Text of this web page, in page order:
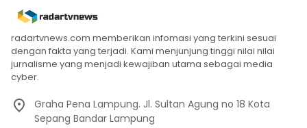
radartvnews.com memberikan infomasi yang terkini sesuai
dengan fakta yang terjadi. Kami menjunjung tinggi nilai nilai
jurnalisme yang menjadi kewajiban utama sebagai media
cyber.
Graha Pena Lampung. Jl. Sultan Agung no 18 Kota
Sepang Bandar Lampung